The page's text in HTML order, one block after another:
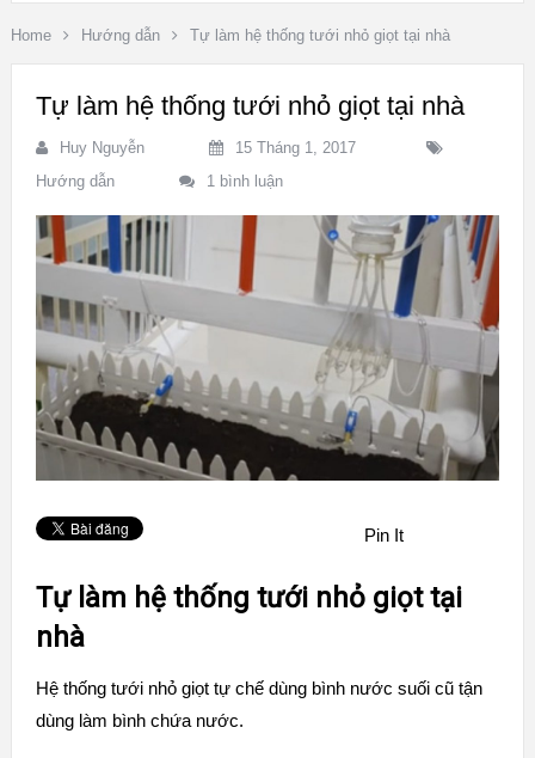
Home Hướng dẫn Tự làm hệ thống tưới nhỏ giọt tại nhà
Tự làm hệ thống tưới nhỏ giọt tại nhà
Huy Nguyễn
15 Tháng 1, 2017
Hướng dẫn
1 bình luận
Pin It
Tự làm hệ thống tưới nhỏ giọt tại
nhà
Hệ thống tưới nhỏ giọt tự chế dùng bình nước suối cũ tận
dùng làm bình chứa nước.